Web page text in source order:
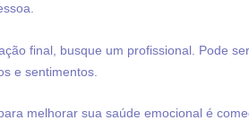
final, busque um profissional. Pode
e sentimentos.
melhorar sua saúde emocional é